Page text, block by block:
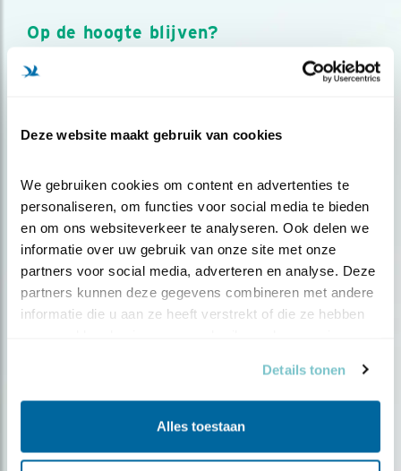
Deze website maakt gebruik van cookies
We gebruiken cookies om content en advertenties te
personaliseren, om functies voor social media te bieden
en om ons websiteverkeer te analyseren. Ook delen we
informatie over uw gebruik van onze site met onze
partners voor social media, adverteren en analyse. Deze
partners kunnen deze gegevens combineren met andere
informatie die u aan ze heeft verstrekt of die ze hebben
Details tonen
Alles toestaan
Op de hoogte blijven?
Meld je aan en ontvang nieuws, inspiratie, acties en tips
over vogels en activiteiten van Vogelbescherming.